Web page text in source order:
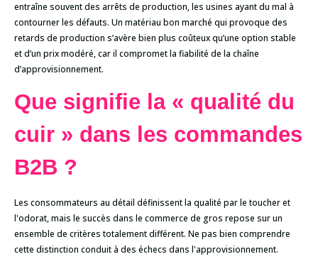
entraîne souvent des arrêts de production, les usines ayant du mal à
contourner les défauts. Un matériau bon marché qui provoque des
retards de production s’avère bien plus coûteux qu’une option stable
et d’un prix modéré, car il compromet la fiabilité de la chaîne
d’approvisionnement.
Que signifie la « qualité du
cuir » dans les commandes
B2B ?
Les consommateurs au détail définissent la qualité par le toucher et
l'odorat, mais le succès dans le commerce de gros repose sur un
ensemble de critères totalement différent. Ne pas bien comprendre
cette distinction conduit à des échecs dans l'approvisionnement.